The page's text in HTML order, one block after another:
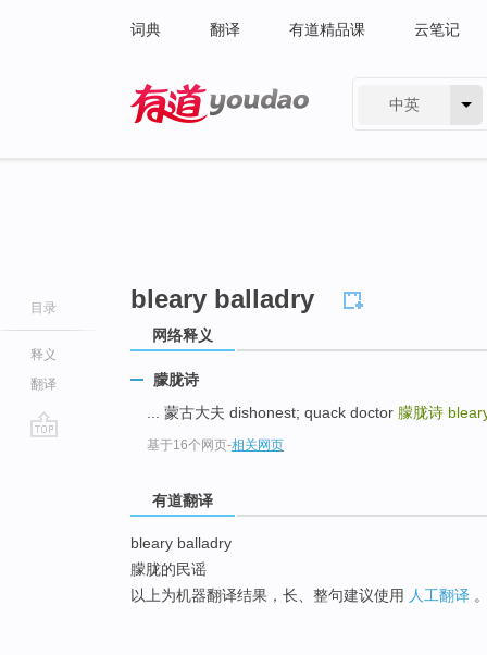
词典 翻译 有道精品课 云笔记
中英
目录
释义
翻译
bleary balladry
网络释义
朦胧诗
... 蒙古大夫 dishonest; quack doctor 朦胧诗
基于16个网页-相关网页
有道翻译
bleary balladry
朦胧的民谣
以上为机器翻译结果，长、整句建议使用 人工翻译